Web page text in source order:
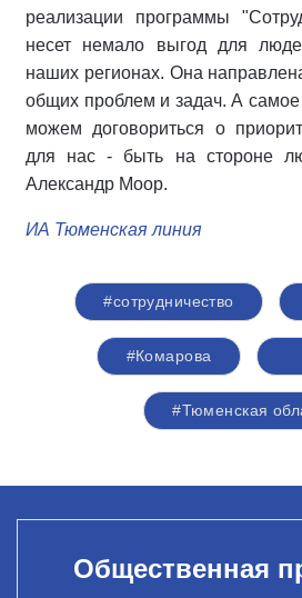
реализации программы
несет немало выгод для
наших регионах. Она
общих проблем и задач. А
можем договориться о
для нас - быть на стороне
Александр Моор.
ИА Тюменская линия
#сотрудничество
#Комарова
#Тюменская
Общественная